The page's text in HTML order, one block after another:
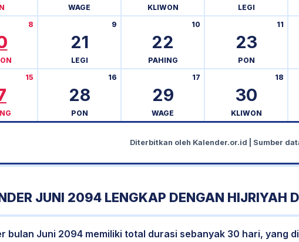
WAGE KLIWON LEGI
8
21
9
LEGI
22
10
PAHING
23
11
PON
15
28
16
PON
29
17
WAGE
30
18
KLIWON
Diterbitkan oleh Kalender.or.id | Sumber
JUNI 2094 LENGKAP DENGAN HIJRIYAH
bulan Juni 2094 memiliki total durasi sebanyak 30 hari, yang